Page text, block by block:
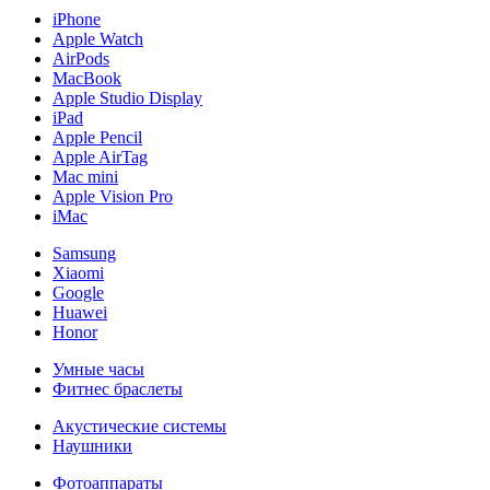
iPhone
Apple Watch
AirPods
MacBook
Apple Studio Display
iPad
Apple Pencil
Apple AirTag
Mac mini
Apple Vision Pro
iMac
Samsung
Xiaomi
Google
Huawei
Honor
Умные часы
Фитнес браслеты
Акустические системы
Наушники
Фотоаппараты